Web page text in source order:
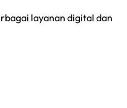
layanan digital dan